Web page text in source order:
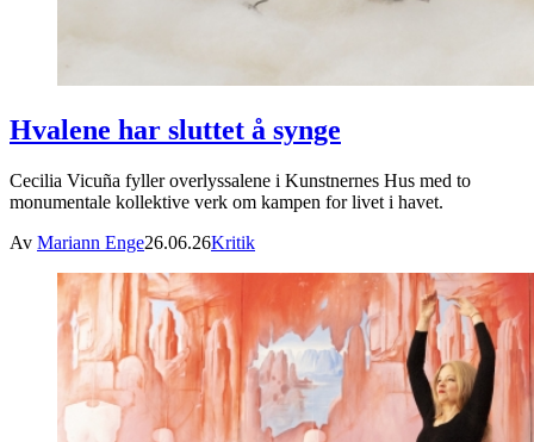
Hvalene har sluttet å synge
Cecilia Vicuña fyller overlyssalene i Kunstnernes Hus med to
monumentale kollektive verk om kampen for livet i havet.
Av Mariann Enge26.06.26Kritik